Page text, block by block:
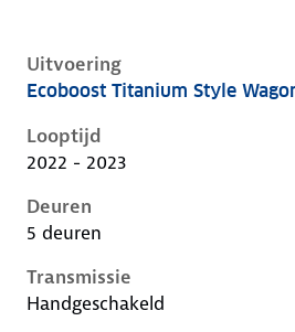
Uitvoering
Ford Focus iv-1e-facelift,
Ecoboost Titanium Style
Looptijd
2022 - 2023
Deuren
5 deuren
Transmissie
Handgeschakeld